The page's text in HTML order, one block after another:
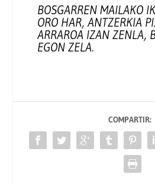
BOSGARREN MAILAKO
ORO HAR, ANTZERKIA
ARRAROA IZAN ZENLA,
EGON ZELA.
COMPARTIR: